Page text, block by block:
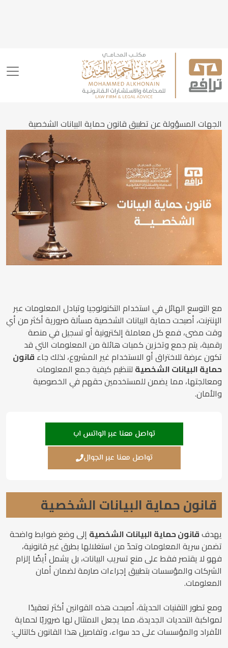
الجهات المسؤولة عن تطبيق قانون حماية البيانات الشخصية
مع التوسع الهائل في استخدام التكنولوجيا وتبادل المعلومات عبر
الإنترنت، أصبحت حماية البيانات الشخصية مسألة ضرورية أكثر من أي
وقت مضى، فمع كل معاملة إلكترونية أو تسجيل في منصة
رقمية، يتم جمع وتخزين كميات هائلة من المعلومات التي قد
تكون عرضة للاختراق أو الاستخدام غير المشروع، لذلك جاء قانون
حماية البيانات الشخصية لتنظيم كيفية جمع المعلومات
ومعالجتها، مما يضمن للمستخدمين حقهم في الخصوصية
والأمان.
تواصل معنا عبر الواتس اب
تواصل معنا عبر الجوال
قانون حماية البيانات الشخصية
يهدفقانون حماية البيانات الشخصية إلى وضع ضوابط واضحة
تضمن سرية المعلومات وتحدّ من استغلالها بطرق غير قانونية،
فهو لا يقتصر فقط على منع تسريب البيانات، بل يشمل أيضًا إلزام
الشركات والمؤسسات بتطبيق إجراءات صارمة لضمان أمان
المعلومات.
ومع تطور التقنيات الحديثة، أصبحت هذه القوانين أكثر تعقيدًا
لمواكبة التحديات الجديدة، مما يجعل الامتثال لها ضروريًا لحماية
الأفراد والمؤسسات على حد سواء، وتفاصيل هذا القانون كالتالي: